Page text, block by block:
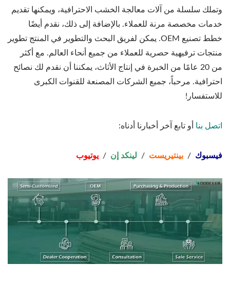
وتملك سلسلة من آلات معالجة الخشب الاحترافية، ويمكنها تقديم
خدمات مخصصة مرنة للعملاء. بالإضافة إلى ذلك، نقدم أيضًا
خطط تصنيع OEM. يمكن لفريق البحث والتطوير في المنتج تطوير
منتجات ترفيهية حصرية للعملاء من جميع أنحاء العالم. مع أكثر
من 20 عامًا من الخبرة في إنتاج الأثاث، يمكننا أن نقدم لك نصائح
احترافية. مرحباً، جميع الشركات المصنعة للقنوات الكبرى
للاستفسار!
اتصل بنا أو تابع آخر أخبارنا أدناه:
فيسبوك / بينتيريست / لينكد إن / يوتيوب